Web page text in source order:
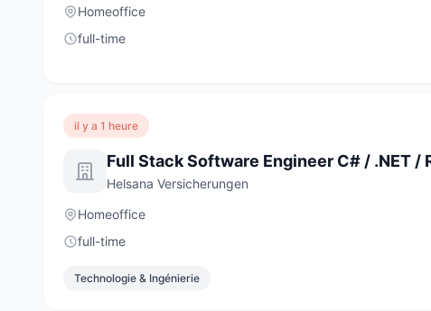
Homeoffice
full-time
il y a 1 heure
Helsana Versicherungen
Homeoffice
full-time
Technologie & Ingénierie